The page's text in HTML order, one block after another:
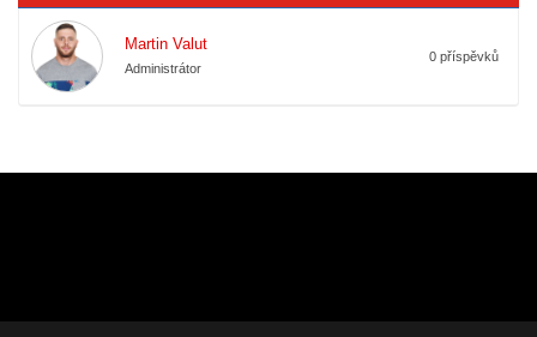
Martin Valut
Administrátor
0 příspěvků